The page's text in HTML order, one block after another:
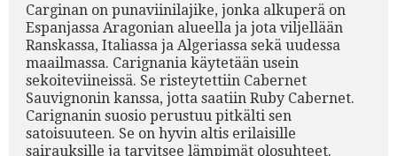
Carginan on punaviinilajike, jonka alkuperä on
Espanjassa Aragonian alueella ja jota viljellään
Ranskassa, Italiassa ja Algeriassa sekä uudessa
maailmassa. Carignania käytetään usein
sekoiteviineissä. Se risteytettiin Cabernet
Sauvignonin kanssa, jotta saatiin Ruby Cabernet.
Carignanin suosio perustuu pitkälti sen
satoisuuteen. Se on hyvin altis erilaisille
sairauksille ja tarvitsee lämpimät olosuhteet.